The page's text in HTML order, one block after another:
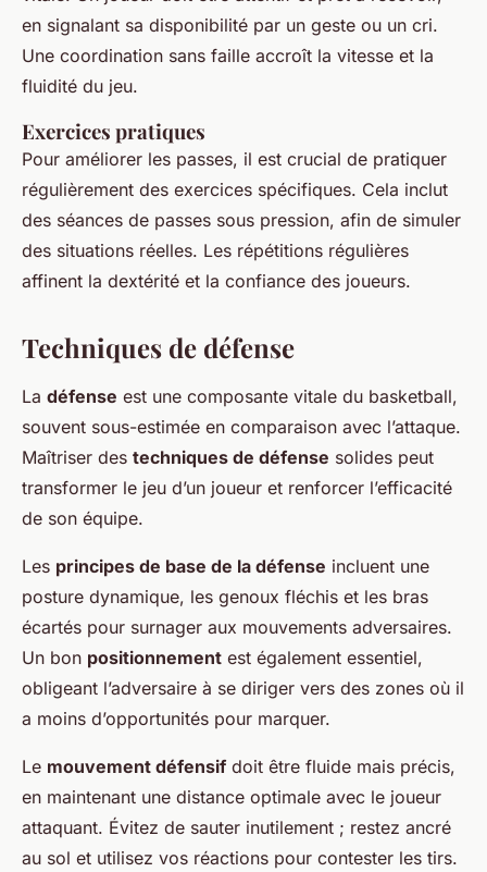
en signalant sa disponibilité par un geste ou un cri.
Une coordination sans faille accroît la vitesse et la
fluidité du jeu.
Exercices pratiques
Pour améliorer les passes, il est crucial de pratiquer
régulièrement des exercices spécifiques. Cela inclut
des séances de passes sous pression, afin de simuler
des situations réelles. Les répétitions régulières
affinent la dextérité et la confiance des joueurs.
Techniques de défense
La défense est une composante vitale du basketball,
souvent sous-estimée en comparaison avec l’attaque.
Maîtriser des techniques de défense solides peut
transformer le jeu d’un joueur et renforcer l’efficacité
de son équipe.
Les principes de base de la défense incluent une
posture dynamique, les genoux fléchis et les bras
écartés pour surnager aux mouvements adversaires.
Un bon positionnement est également essentiel,
obligeant l’adversaire à se diriger vers des zones où il
a moins d’opportunités pour marquer.
Le mouvement défensif doit être fluide mais précis,
en maintenant une distance optimale avec le joueur
attaquant. Évitez de sauter inutilement ; restez ancré
au sol et utilisez vos réactions pour contester les tirs.